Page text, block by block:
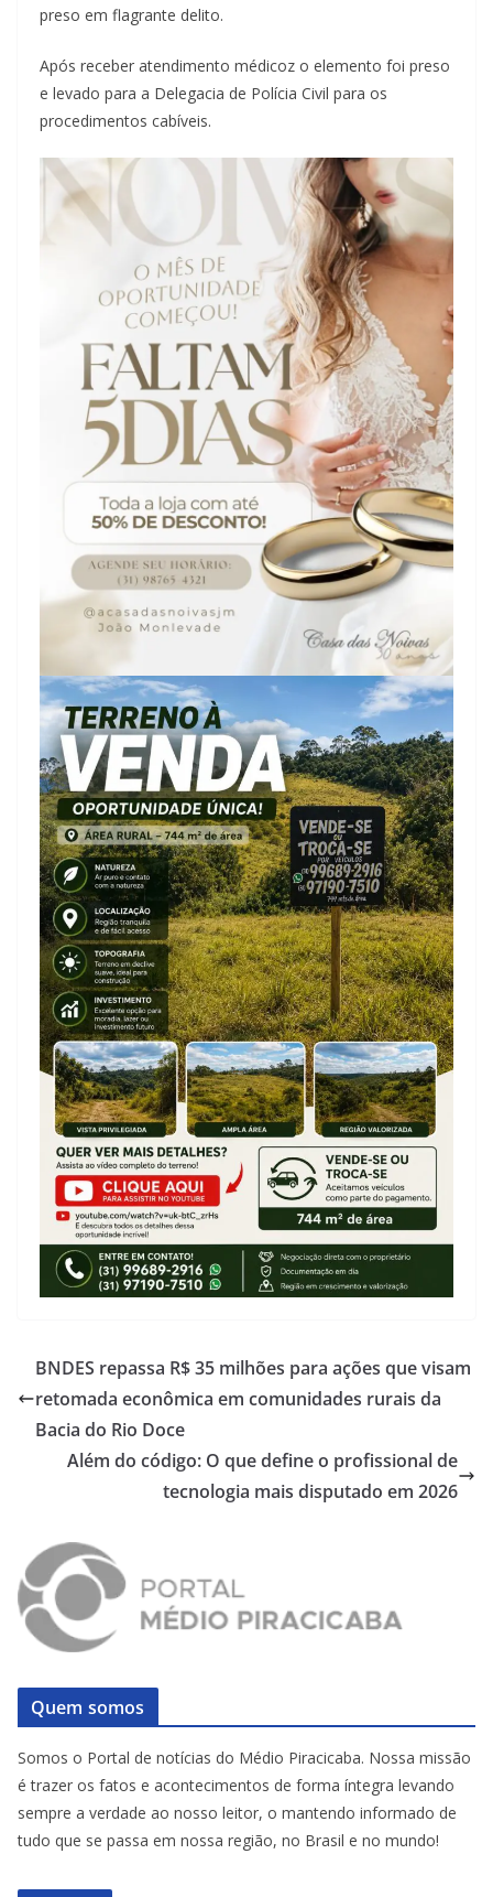
preso em flagrante delito.
Após receber atendimento médicoz o elemento foi preso
e levado para a Delegacia de Polícia Civil para os
procedimentos cabíveis.
BNDES repassa R$ 35 milhões para ações que visam
retomada econômica em comunidades rurais da
Bacia do Rio Doce
Além do código: O que define o profissional de
tecnologia mais disputado em 2026
Quem somos
Somos o Portal de notícias do Médio Piracicaba. Nossa missão
é trazer os fatos e acontecimentos de forma íntegra levando
sempre a verdade ao nosso leitor, o mantendo informado de
tudo que se passa em nossa região, no Brasil e no mundo!